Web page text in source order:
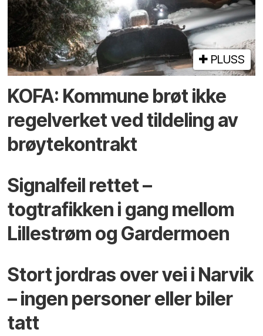
PLUSS
KOFA: Kommune brøt ikke
regelverket ved tildeling av
brøytekontrakt
Signalfeil rettet –
togtrafikken i gang mellom
Lillestrøm og Gardermoen
Stort jordras over vei i Narvik
– ingen personer eller biler
tatt